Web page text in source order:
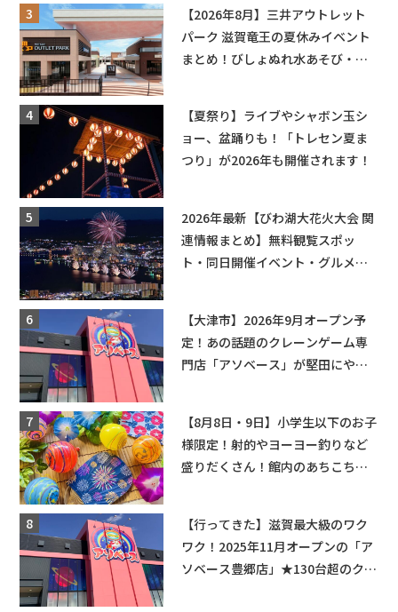
【2026年8月】三井アウトレット
パーク 滋賀竜王の夏休みイベント
まとめ！びしょぬれ水あそび・激
【夏祭り】ライブやシャボン玉シ
ョー、盆踊りも！「トレセン夏ま
つり」が2026年も開催されます！
2026年最新【びわ湖大花火大会 関
連情報まとめ】無料観覧スポッ
ト・同日開催イベント・グルメマ
【大津市】2026年9月オープン予
定！あの話題のクレーンゲーム専
門店「アソベース」が堅田にやっ
【8月8日・9日】小学生以下のお子
様限定！射的やヨーヨー釣りなど
盛りだくさん！館内のあちこちに
【行ってきた】滋賀最大級のワク
ワク！2025年11月オープンの「ア
ソベース豊郷店」★130台超のクレ